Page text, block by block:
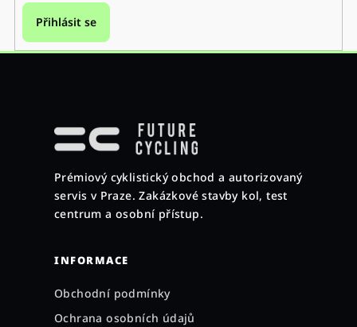
Přihlásit se
Prémiový cyklistický obchod a autorizovaný
servis v Praze. Zakázkové stavby kol, test
centrum a osobní přístup.
INFORMACE
Obchodní podmínky
Ochrana osobních údajů